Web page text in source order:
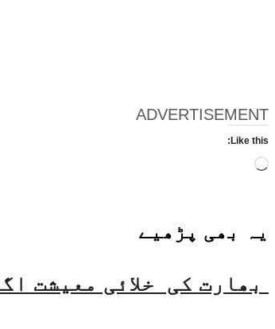
ADVERTISEMENT
Like this:
Loading…
یہ بھی پڑھیے
بھارت کی خلائی معیشت اگلے 10 سالوں میں 45 بلین ڈالر تک بڑھنے کی توقع ہے۔